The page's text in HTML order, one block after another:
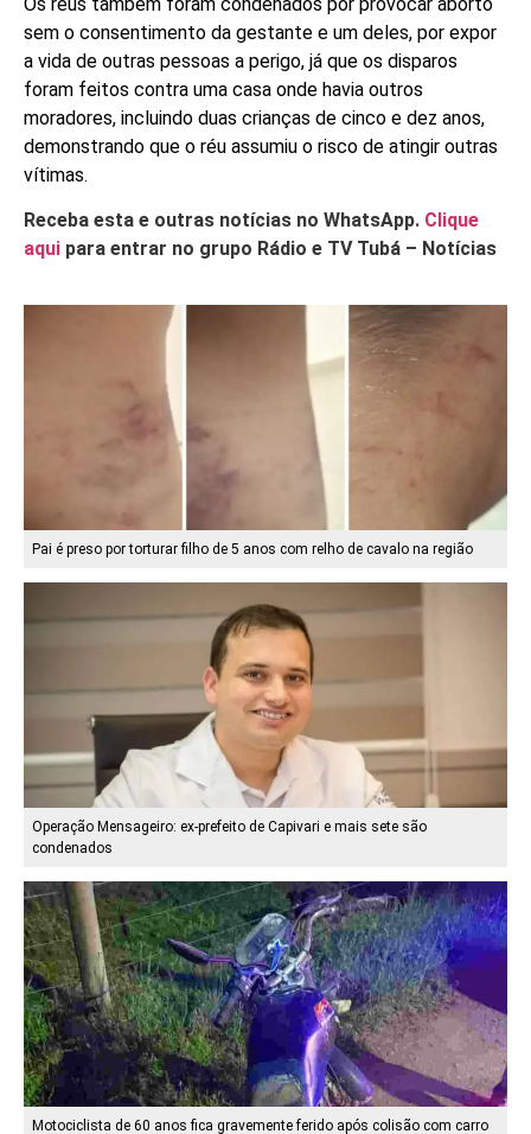
sem o consentimento da gestante e um deles, por expor
a vida de outras pessoas a perigo, já que os disparos
foram feitos contra uma casa onde havia outros
moradores, incluindo duas crianças de cinco e dez anos,
demonstrando que o réu assumiu o risco de atingir outras
vítimas.
Receba esta e outras notícias no WhatsApp. Clique
aqui para entrar no grupo Rádio e TV Tubá – Notícias
Pai é preso por torturar filho de 5 anos com relho de cavalo na região
Operação Mensageiro: ex-prefeito de Capivari e mais sete são
condenados
Motociclista de 60 anos fica gravemente ferido após colisão com carro